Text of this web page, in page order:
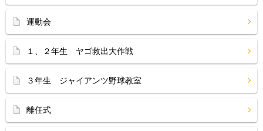
運動会
１、２年生 ヤゴ救出大作戦
３年生 ジャイアンツ野球教室
離任式